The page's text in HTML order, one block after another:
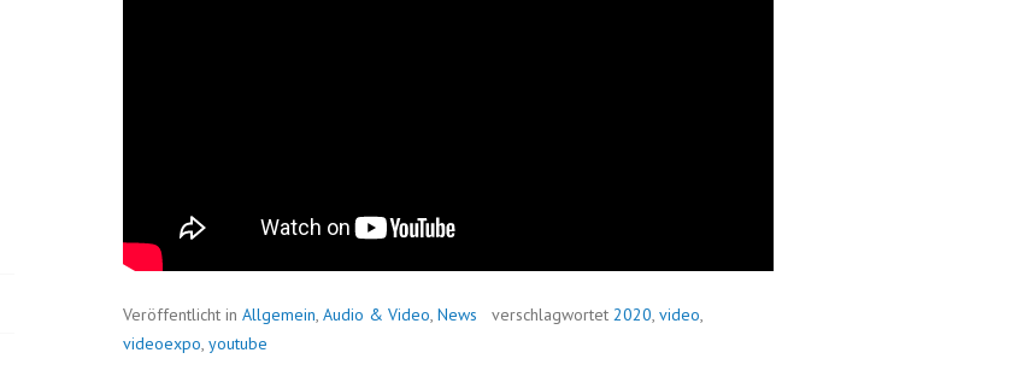
Veröffentlicht in Allgemein, Audio & Video, News verschlagwortet 2020, video,
videoexpo, youtube